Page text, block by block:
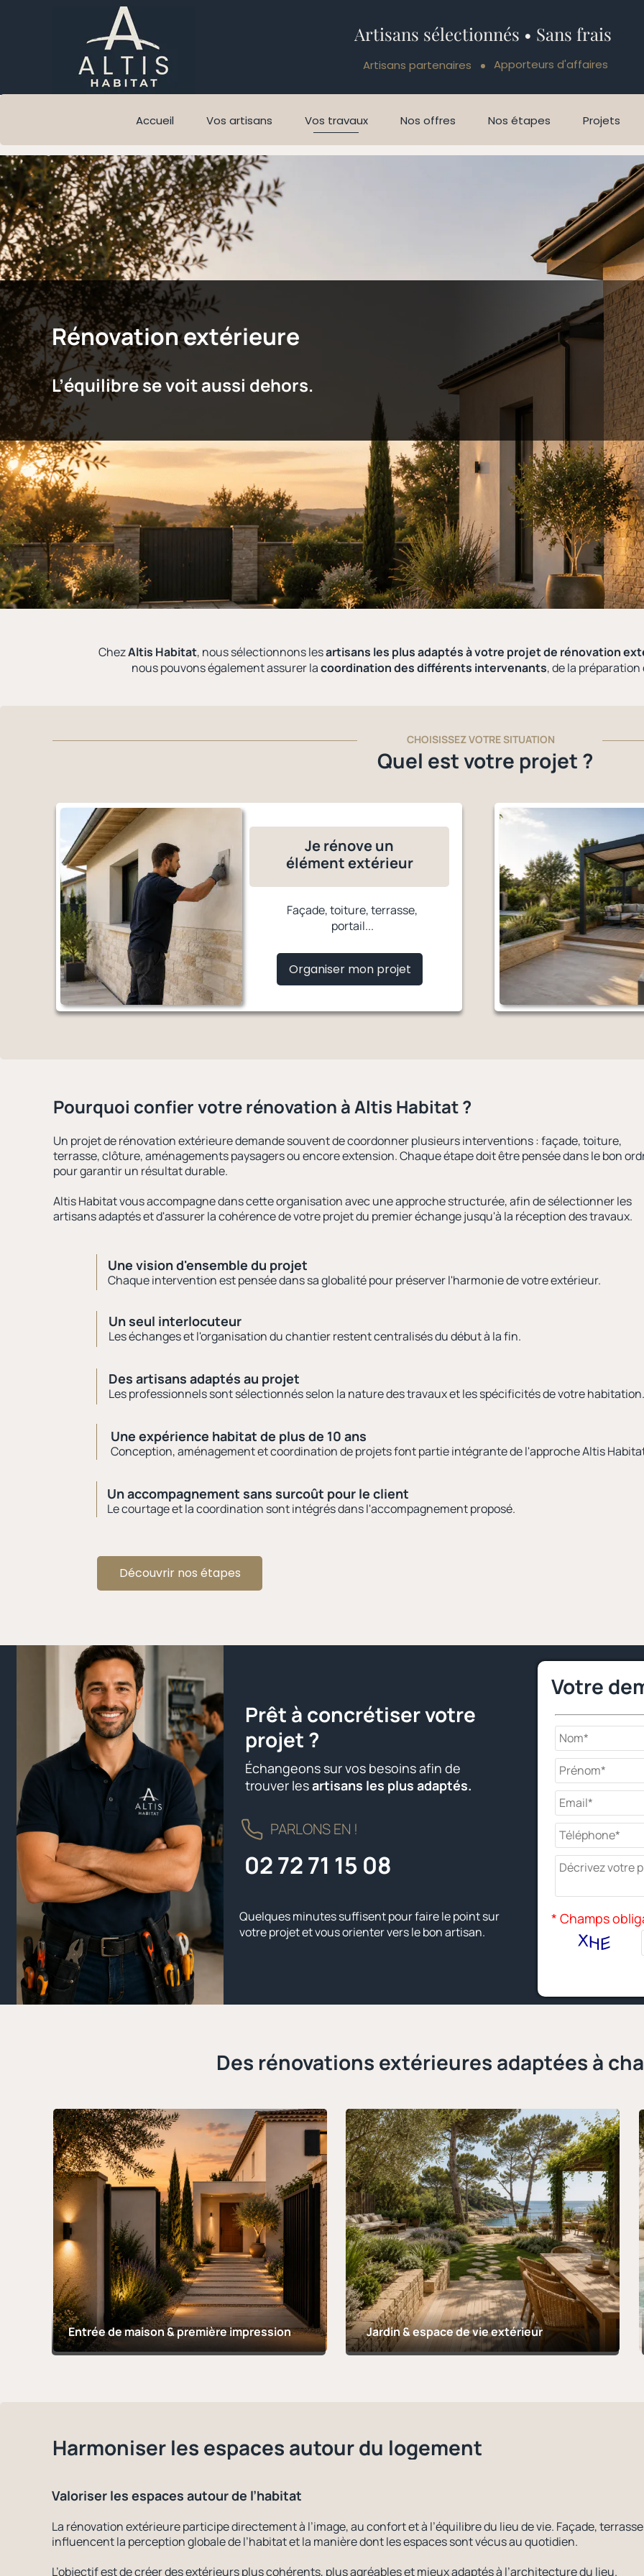
Accueil Vos artisans Vos travaux Nos offres Nos étapes Projets
Artisans sélectionnés • Sans frais
Artisans partenaires Apporteurs d'affaires
Rénovation extérieure
L’équilibre se voit aussi dehors.
ChezAltis Habitat, nous sélectionnons lesartisans les plus adaptés à votre projet de rénovation
nous pouvons également assurer lacoordination des différents intervenants, de la
CHOISISSEZ VOTRE SITUATION
Quel est votre projet ?
Je rénove un
élément extérieur
Façade, toiture, terrasse,
portail...
Organiser mon projet
Pourquoi confiervotre rénovation à Altis Habitat ?
Un projet de rénovation extérieure demande souvent de coordonner plusieurs interventions : façade, toiture,
terrasse, clôture, aménagements paysagers ou encore extension. Chaque étape doit être pensée dans le bon
pour garantir un résultat durable.
Altis Habitat vous accompagne dans cette organisation avec une approche structurée, afin de sélectionner les
artisans adaptés et d'assurer la cohérence de votre projet du premier échange jusqu'à la réception des travaux.
Une vision d'ensemble du projet
Chaque intervention est pensée dans sa globalité pour préserver l'harmonie de votre extérieur.
Un seul interlocuteur
Les échanges et l'organisation du chantier restent centralisés du début à la fin.
Des artisans adaptés au projet
Les professionnels sont sélectionnés selon la nature des travaux et les spécificités de votre habitation.
Une expérience habitat de plus de 10 ans
Conception, aménagement et coordination de projets font partie intégrante de l'approche Altis
Un accompagnement sans surcoût pour le client
Le courtage et la coordination sont intégrés dans l'accompagnement proposé.
Découvrir nos étapes
Votre
* Champs
Prêt à concrétiser votre
projet ?
Échangeons sur vos besoins afin de
trouver lesartisans les plus adaptés.
PARLONS EN !
02 72 71 15 08
Quelques minutes suffisent pour faire le point sur
votre projet et vous orienter vers le bon artisan.
Des rénovations extérieures adaptées à
Entrée de maison & première impression Jardin & espace de vie extérieur
Harmoniser les espaces autour du logement
Valoriser les espaces autour de l’habitat
La rénovation extérieure participe directement à l’image, au confort et à l’équilibre du lieu de vie. Façade,
influencent la perception globale de l’habitat et la manière dont les espaces sont vécus au quotidien.
L’objectif est de créer des extérieurs plus cohérents, plus agréables et mieux adaptés à l’architecture du lieu.